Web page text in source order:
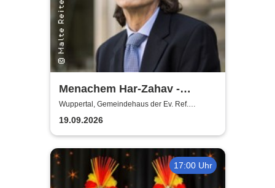
Menachem Har-Zahav -
Klassiker der romantischen
Klavierliteratur /
Meisterkonzert
Wuppertal, Gemeindehaus der Ev. Ref.
Gemeinde Ronsdorf
19.09.2026
17:00 Uhr